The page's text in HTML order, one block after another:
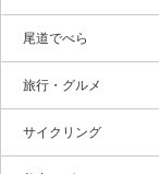
尾道でべら
旅行・グルメ
サイクリング
ホーム